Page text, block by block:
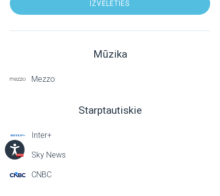
IZVĒLĒTIES
Mūzika
Mezzo
Starptautiskie
Inter+
Sky News
CNBC